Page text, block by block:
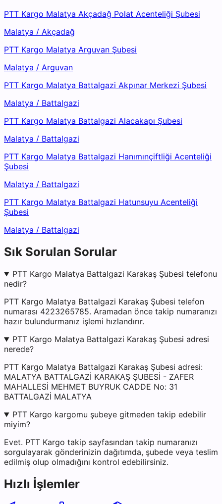
PTT Kargo Malatya Akçadağ Polat Acenteliği Şubesi
Malatya / Akçadağ
PTT Kargo Malatya Arguvan Şubesi
Malatya / Arguvan
PTT Kargo Malatya Battalgazi Akpınar Merkezi Şubesi
Malatya / Battalgazi
PTT Kargo Malatya Battalgazi Alacakapı Şubesi
Malatya / Battalgazi
PTT Kargo Malatya Battalgazi Hanımınçiftliği Acenteliği
Şubesi
Malatya / Battalgazi
PTT Kargo Malatya Battalgazi Hatunsuyu Acenteliği
Şubesi
Malatya / Battalgazi
Sık Sorulan Sorular
PTT Kargo Malatya Battalgazi Karakaş Şubesi telefonu
nedir?
PTT Kargo Malatya Battalgazi Karakaş Şubesi telefon
numarası 4223265785. Aramadan önce takip numaranızı
hazır bulundurmanız işlemi hızlandırır.
PTT Kargo Malatya Battalgazi Karakaş Şubesi adresi
nerede?
PTT Kargo Malatya Battalgazi Karakaş Şubesi adresi:
MALATYA BATTALGAZİ KARAKAŞ ŞUBESİ - ZAFER
MAHALLESİ MEHMET BUYRUK CADDE No: 31
BATTALGAZİ MALATYA
PTT Kargo kargomu şubeye gitmeden takip edebilir
miyim?
Evet. PTT Kargo takip sayfasından takip numaranızı
sorgulayarak gönderinizin dağıtımda, şubede veya teslim
edilmiş olup olmadığını kontrol edebilirsiniz.
Hızlı İşlemler